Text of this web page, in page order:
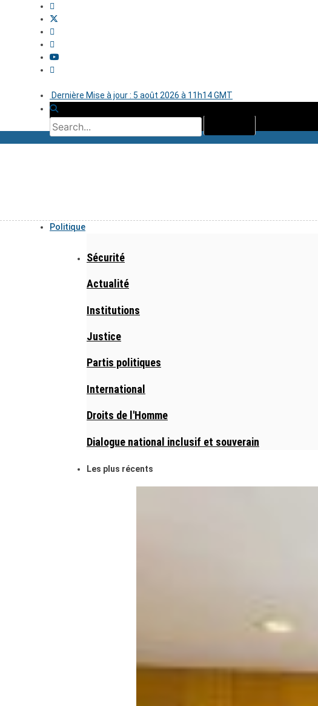
Dernière Mise à jour : 5 août 2026 à 11h14 GMT
Politique
Sécurité
Actualité
Institutions
Justice
Partis politiques
International
Droits de l'Homme
Dialogue national inclusif et souverain
Les plus récents